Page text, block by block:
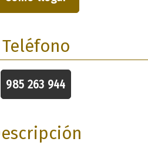
Teléfono
985 263 944